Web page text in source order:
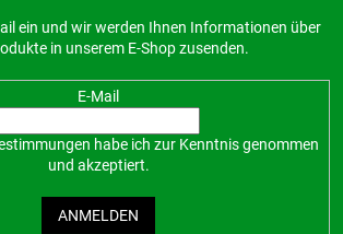
ein und wir werden Ihnen Informationen über
in unserem E-Shop zusenden.
E-Mail
habe ich zur Kenntnis genommen
und akzeptiert.
ANMELDEN